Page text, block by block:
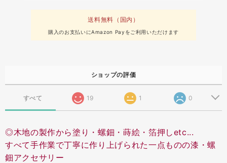
送料無料（国内）
購入のお支払いにAmazon Payをご利用いただけます
ショップの評価
すべて 19 1 0
◎木地の製作から塗り・螺鈿・蒔絵・箔押しetc...
すべて手作業で丁寧に作り上げられた一点ものの漆・螺
鈿アクセサリー